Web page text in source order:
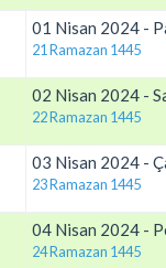
01 Nisan 2024 -
21 Ramazan 1445
02 Nisan 2024 -
22 Ramazan 1445
03 Nisan 2024 -
23 Ramazan 1445
04 Nisan 2024 -
24 Ramazan 1445